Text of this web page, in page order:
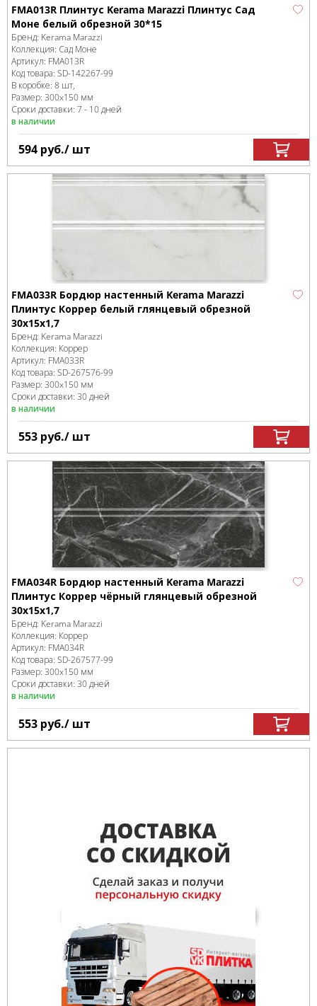
FMA013R Плинтус Kerama Marazzi Плинтус Сад
Моне белый обрезной 30*15
Бренд: Kerama Marazzi
Коллекция: Сад Моне
Артикул: FMA013R
Код товара: SD-142267-99
В коробке: 8 шт,
Размер: 300x150 мм
Сроки доставки: 7 - 10 дней
в наличии
594 руб./ шт
FMA033R Бордюр настенный Kerama Marazzi
Плинтус Коррер белый глянцевый обрезной
30x15x1,7
Бренд: Kerama Marazzi
Коллекция: Коррер
Артикул: FMA033R
Код товара: SD-267576-99
Размер: 300x150 мм
Сроки доставки: 30 дней
в наличии
553 руб./ шт
FMA034R Бордюр настенный Kerama Marazzi
Плинтус Коррер чёрный глянцевый обрезной
30x15x1,7
Бренд: Kerama Marazzi
Коллекция: Коррер
Артикул: FMA034R
Код товара: SD-267577-99
Размер: 300x150 мм
Сроки доставки: 30 дней
в наличии
553 руб./ шт